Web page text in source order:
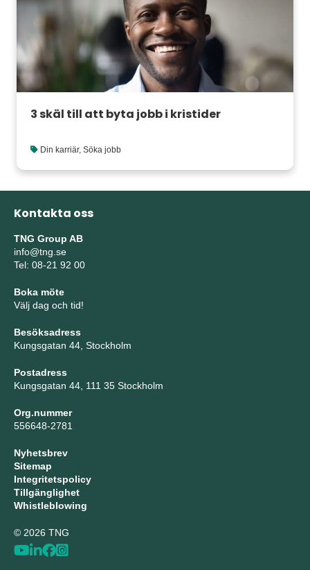
3 skäl till att byta jobb i kristider
Din karriär, Söka jobb
Kontakta oss
TNG Group AB
info@tng.se
Tel: 08-21 92 00
Boka möte
Välj dag och tid!
Besöksadress
Kungsgatan 44, Stockholm
Postadress
Kungsgatan 44, 111 35 Stockholm
Org.nummer
556648-2781
Nyhetsbrev
Sitemap
Integritetspolicy
Tillgänglighet
Whistleblowing
© 2026 TNG